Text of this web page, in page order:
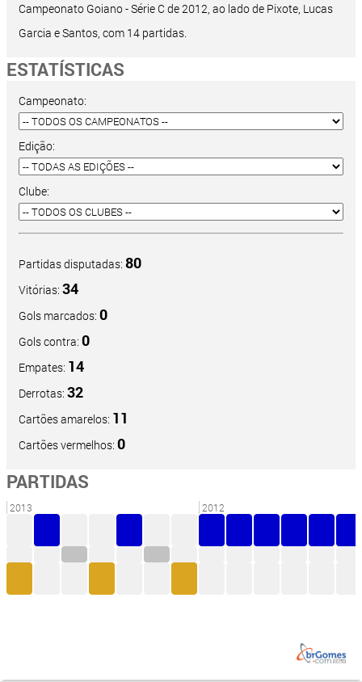
Campeonato Goiano - Série C de 2012, ao lado de Pixote, Lucas
Garcia e Santos, com 14 partidas.
ESTATÍSTICAS
Campeonato:
Edição:
Clube:
Partidas disputadas: 80
Vitórias: 34
Gols marcados: 0
Gols contra: 0
Empates: 14
Derrotas: 32
Cartões amarelos: 11
Cartões vermelhos: 0
PARTIDAS
2013 2012